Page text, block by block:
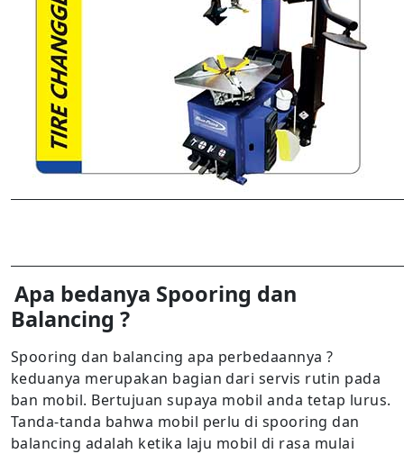
Apa bedanya Spooring dan
Balancing ?
Spooring dan balancing apa perbedaannya ?
keduanya merupakan bagian dari servis rutin pada
ban mobil. Bertujuan supaya mobil anda tetap lurus.
Tanda-tanda bahwa mobil perlu di spooring dan
balancing adalah ketika laju mobil di rasa mulai